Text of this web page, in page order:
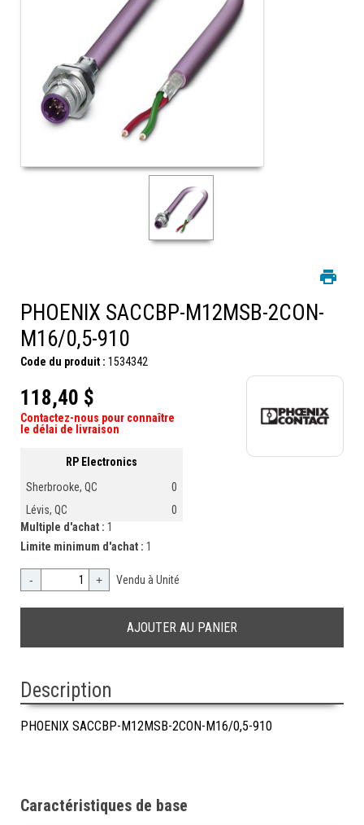
PHOENIX SACCBP-M12MSB-2CON-
M16/0,5-910
Code du produit : 1534342
118,40 $
Contactez-nous pour connaître
le délai de livraison
RP Electronics
Sherbrooke, QC
0
Lévis, QC
0
Multiple d'achat : 1
Limite minimum d'achat : 1
- + Vendu à Unité
Description
PHOENIX SACCBP-M12MSB-2CON-M16/0,5-910
Caractéristiques de base